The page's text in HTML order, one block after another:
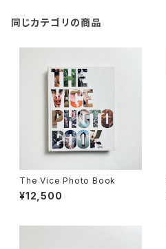
同じカテゴリの商品
The Vice Photo Book
¥12,500